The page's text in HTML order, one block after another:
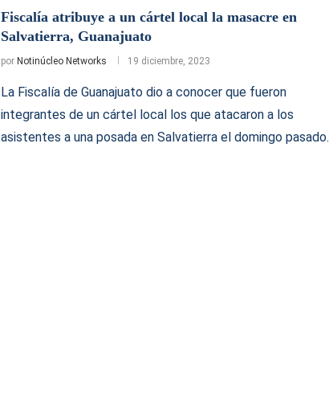
Fiscalía atribuye a un cártel local la masacre en
Salvatierra, Guanajuato
por Notinúcleo Networks 19 diciembre, 2023
La Fiscalía de Guanajuato dio a conocer que fueron
integrantes de un cártel local los que atacaron a los
asistentes a una posada en Salvatierra el domingo pasado.